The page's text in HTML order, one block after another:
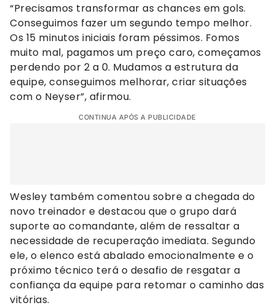
“Precisamos transformar as chances em gols.
Conseguimos fazer um segundo tempo melhor.
Os 15 minutos iniciais foram péssimos. Fomos
muito mal, pagamos um preço caro, começamos
perdendo por 2 a 0. Mudamos a estrutura da
equipe, conseguimos melhorar, criar situações
com o Neyser”, afirmou.
CONTINUA APÓS A PUBLICIDADE
Wesley também comentou sobre a chegada do
novo treinador e destacou que o grupo dará
suporte ao comandante, além de ressaltar a
necessidade de recuperação imediata. Segundo
ele, o elenco está abalado emocionalmente e o
próximo técnico terá o desafio de resgatar a
confiança da equipe para retomar o caminho das
vitórias.